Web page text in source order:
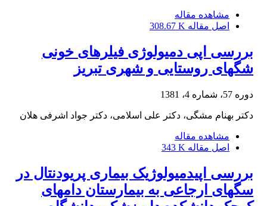
مشاهده مقاله
اصل مقاله 308.67 K
بررسی اپی دمیولوژی فیلرهای خونی
شگهای روستایی و شهری تبریز
دوره 57، شماره 4، 1381
دکتر بهنام مشگی، دکتر علی اسلامی، دکتر جواد اشرفی هلان
مشاهده مقاله
اصل مقاله 343 K
بررسی اپیدمیولوژیک بیماری پریودنتال در
سگهای ارجاعی به بیمارستان دامهای